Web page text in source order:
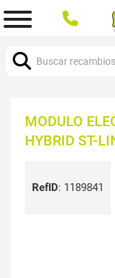
MODULO
HYBRID ST-
RefID: 1189841